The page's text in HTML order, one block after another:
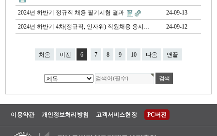
2024년 하반기 정규직 채용 필기시험 결과 24-09-13
2024년 하반기 4차(정규직, 인자위) 직원채용 응시… 24-09-12
처음 이전 6 7 8 9 10 다음 맨끝
이용약관 개인정보처리방침 고객서비스헌장 PC버전